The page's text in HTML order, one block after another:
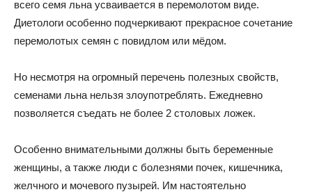
всего семя льна усваивается в перемолотом виде.
Диетологи особенно подчеркивают прекрасное сочетание
перемолотых семян с повидлом или мёдом.
Но несмотря на огромный перечень полезных свойств,
семенами льна нельзя злоупотреблять. Ежедневно
позволяется съедать не более 2 столовых ложек.
Особенно внимательными должны быть беременные
женщины, а также люди с болезнями почек, кишечника,
желчного и мочевого пузырей. Им настоятельно